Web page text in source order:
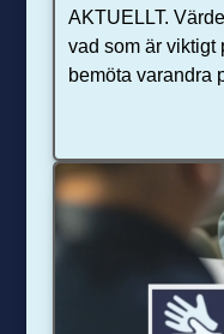
AKTUELLT.
vad som är viktigt
bemöta varandra